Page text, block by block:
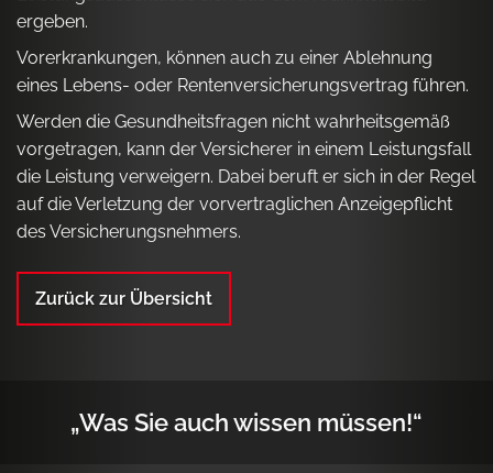
ergeben.
Vorerkrankungen, können auch zu einer Ablehnung
eines Lebens- oder Rentenversicherungsvertrag führen.
Werden die Gesundheitsfragen nicht wahrheitsgemäß
vorgetragen, kann der Versicherer in einem Leistungsfall
die Leistung verweigern. Dabei beruft er sich in der Regel
auf die Verletzung der vorvertraglichen Anzeigepflicht
des Versicherungsnehmers.
Zurück zur Übersicht
„Was Sie auch wissen müssen!“